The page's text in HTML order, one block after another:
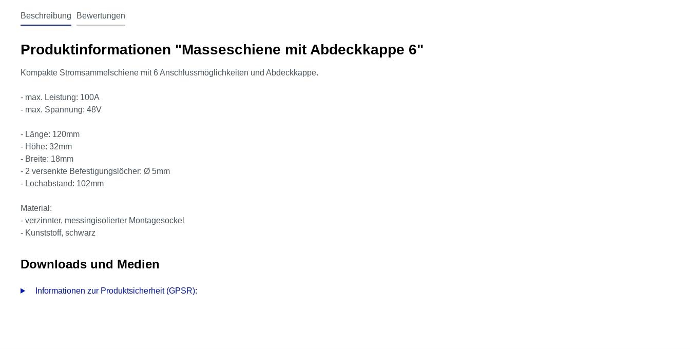
Beschreibung Bewertungen
Produktinformationen "Masseschiene mit Abdeckkappe 6"
Kompakte Stromsammelschiene mit 6 Anschlussmöglichkeiten und Abdeckkappe.
- max. Leistung: 100A
- max. Spannung: 48V
- Länge: 120mm
- Höhe: 32mm
- Breite: 18mm
- 2 versenkte Befestigungslöcher: Ø 5mm
- Lochabstand: 102mm
Material:
- verzinnter, messingisolierter Montagesockel
- Kunststoff, schwarz
Downloads und Medien
Informationen zur Produktsicherheit (GPSR):